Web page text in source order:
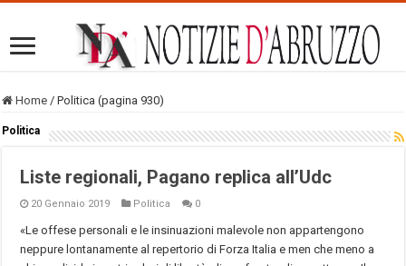
Home / Politica (pagina 930)
Politica
Liste regionali, Pagano replica all’Udc
20 Gennaio 2019 Politica 0
«Le offese personali e le insinuazioni malevole non appartengono
neppure lontanamente al repertorio di Forza Italia e men che meno a